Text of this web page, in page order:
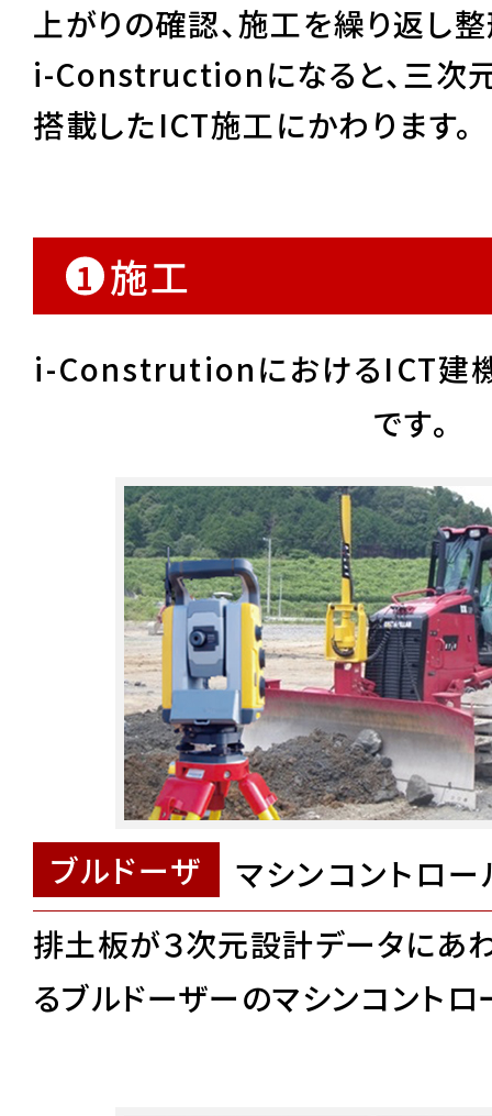
上がりの確認、施工を繰り返し
i-Constructionになると、三次
搭載したICT施工にかわります。
1 施工
i-ConstrutionにおけるICT建
です。
ブルドーザ
マシンコントロ
排土板が３次元設計データにあ
るブルドーザーのマシンコントロ